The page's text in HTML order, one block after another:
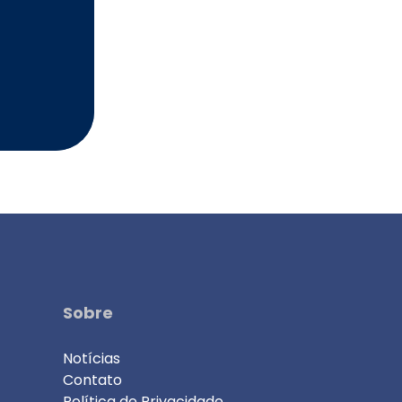
Sobre
Notícias
Contato